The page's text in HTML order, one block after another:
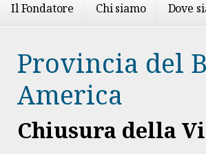
Il Fondatore Chi siamo Dove
Provincia del
America
Chiusura della